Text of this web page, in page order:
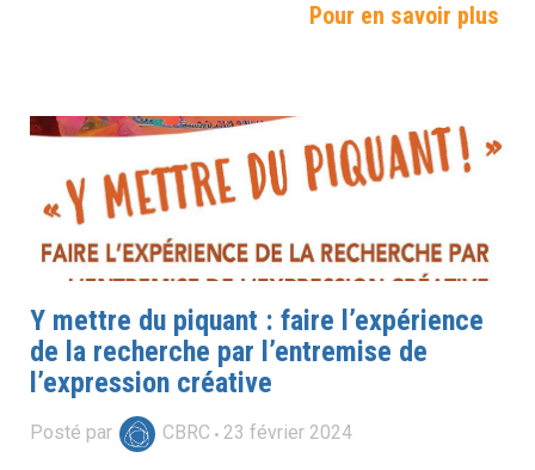
Pour en savoir plus
Y mettre du piquant : faire l’expérience
de la recherche par l’entremise de
l’expression créative
Posté par CBRC 23 février 2024